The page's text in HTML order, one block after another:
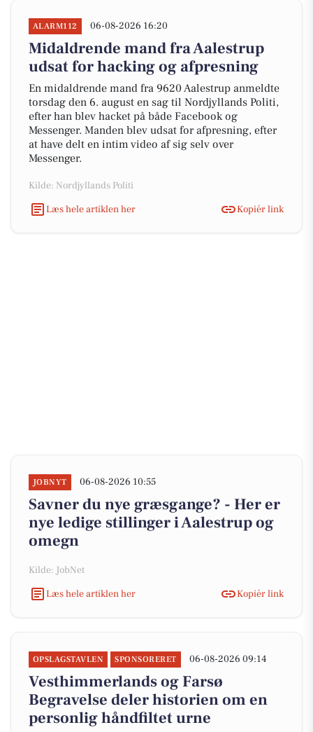
ALARM112 06-08-2026 16:20
Midaldrende mand fra Aalestrup
udsat for hacking og afpresning
En midaldrende mand fra 9620 Aalestrup anmeldte
torsdag den 6. august en sag til Nordjyllands Politi,
efter han blev hacket på både Facebook og
Messenger. Manden blev udsat for afpresning, efter
at have delt en intim video af sig selv over
Messenger.
Kilde: Nordjyllands Politi
Læs hele artiklen her
Kopiér link
JOBNYT 06-08-2026 10:55
Savner du nye græsgange? - Her er
nye ledige stillinger i Aalestrup og
omegn
Kilde: JobNet
Læs hele artiklen her
Kopiér link
OPSLAGSTAVLEN SPONSORERET 06-08-2026 09:14
Vesthimmerlands og Farsø
Begravelse deler historien om en
personlig håndfiltet urne